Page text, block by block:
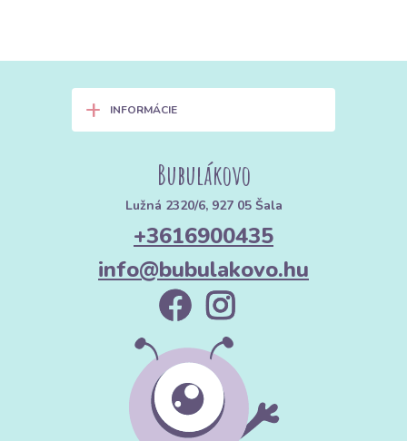
+ INFORMÁCIE
Bubulákovo
Lužná 2320/6, 927 05 Šala
+3616900435
info@bubulakovo.hu